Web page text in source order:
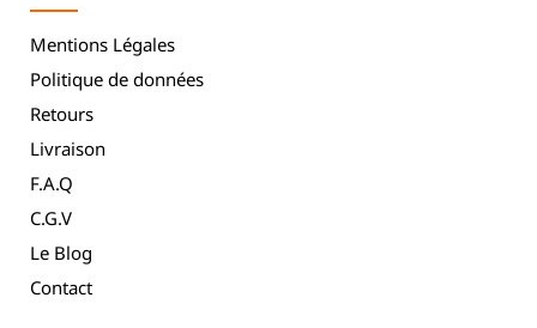
Mentions Légales
Politique de données
Retours
Livraison
F.A.Q
C.G.V
Le Blog
Contact